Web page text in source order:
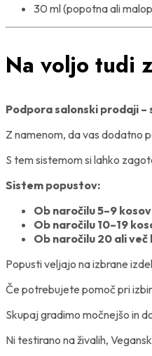
30 ml (popotna ali
Na voljo tudi
Podpora salonski prodaji
Z namenom, da vas dodatno
S tem sistemom si lahko
Sistem popustov:
Ob naročilu 5–9
Ob naročilu 10–19
Ob naročilu 20 ali več
Popusti veljajo na izbrane
Če potrebujete pomoč pri
Skupaj gradimo močnejšo in
Ni testirano na živalih,